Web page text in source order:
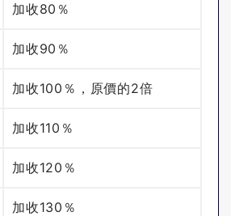
加收80％
加收90％
加收100％，原價的2倍
加收110％
加收120％
加收130％